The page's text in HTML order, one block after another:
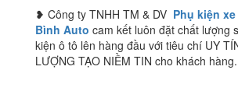
❥ Công ty TNHH TM & DV Phụ kiện
Bình Auto cam kết luôn đặt chất lượng
kiện ô tô lên hàng đầu với tiêu chí UY
LƯỢNG TẠO NIỀM TIN cho khách hàng.